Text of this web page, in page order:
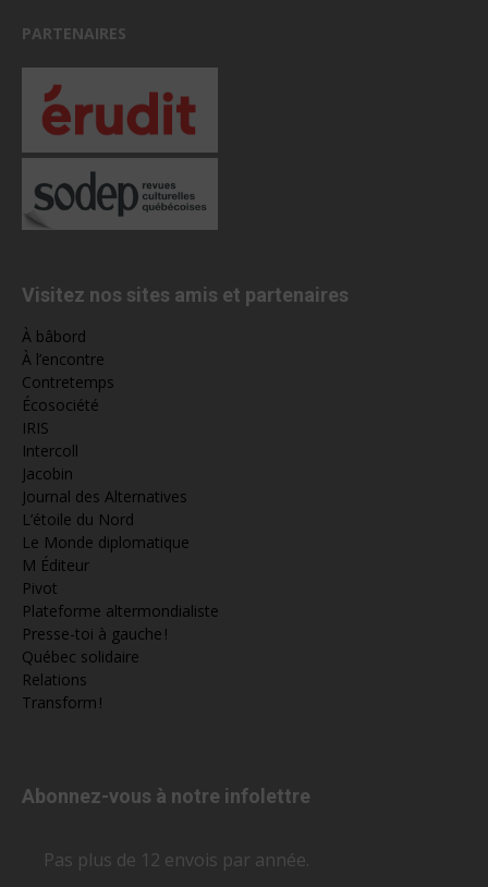
PARTENAIRES
Visitez nos sites amis et partenaires
À bâbord
À l’encontre
Contretemps
Écosociété
IRIS
Intercoll
Jacobin
Journal des Alternatives
L’étoile du Nord
Le Monde diplomatique
M Éditeur
Pivot
Plateforme altermondialiste
Presse-toi à gauche !
Québec solidaire
Relations
Transform !
Abonnez-vous à notre infolettre
Pas plus de 12 envois par année.